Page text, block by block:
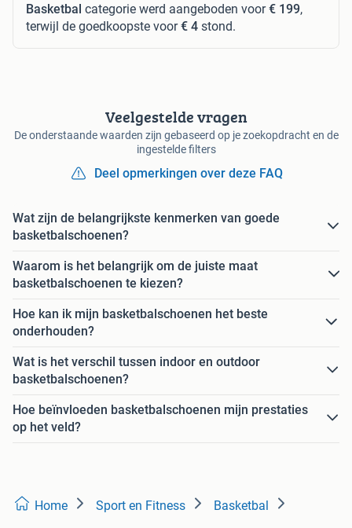
Basketbal categorie werd aangeboden voor€ 199,
terwijl de goedkoopste voor€ 4 stond.
Veelgestelde vragen
De onderstaande waarden zijn gebaseerd op je zoekopdracht en de
ingestelde filters
Deel opmerkingen over deze FAQ
Wat zijn de belangrijkste kenmerken van goede
basketbalschoenen?
Waarom is het belangrijk om de juiste maat
basketbalschoenen te kiezen?
Hoe kan ik mijn basketbalschoenen het beste
onderhouden?
Wat is het verschil tussen indoor en outdoor
basketbalschoenen?
Hoe beïnvloeden basketbalschoenen mijn prestaties
op het veld?
Home Sport en Fitness Basketbal